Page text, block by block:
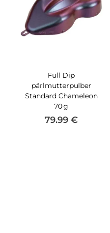
Full Dip
pärlmutterpulber
Standard Chameleon
70 g
79.99 €